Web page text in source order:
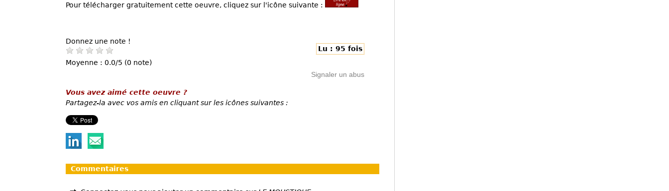
Pour télécharger gratuitement cette oeuvre, cliquez sur l'icône suivante :
Donnez une note !
Moyenne : 0.0/5 (0 note)
Lu : 95 fois
Signaler un abus
Vous avez aimé cette oeuvre ?
Partagez-la avec vos amis en cliquant sur les icônes suivantes :
Commentaires